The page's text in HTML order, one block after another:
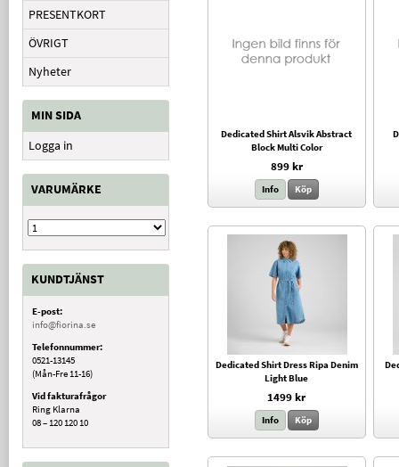
PRESENTKORT
ÖVRIGT
Nyheter
MIN SIDA
Logga in
VARUMÄRKE
KUNDTJÄNST
E-post:
info@fiorina.se
Telefonnummer:
0521-13145
(Mån-Fre 11-16)
Vid fakturafrågor
Ring Klarna
08 – 120 120 10
Dedicated Shirt Alsvik Abstract
Block Multi Color
899 kr
Info Köp
Dedicated Shirt Dress Ripa Denim
Light Blue
1499 kr
Info Köp